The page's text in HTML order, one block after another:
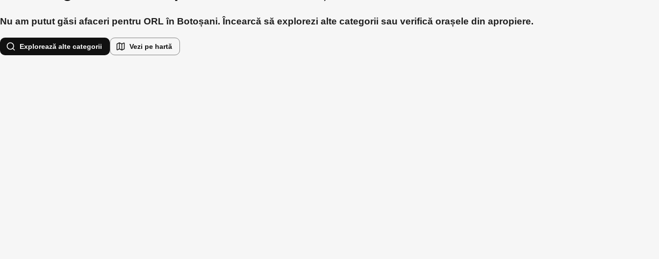
Nu am putut găsi afaceri pentru ORL în Botoșani. Încearcă să explorezi alte categorii sau verifică orașele din apropiere.
Explorează alte categorii Vezi pe hartă